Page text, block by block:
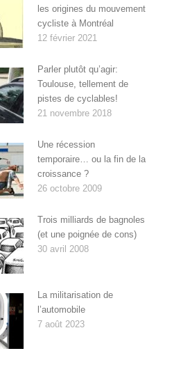
les origines du mouvement
cycliste à Montréal
12 février 2021
Parler plutôt qu’agir:
Toulouse, tellement de
pistes de cyclables!
21 novembre 2018
Une récession
temporaire… ou la fin de la
croissance ?
26 octobre 2009
Trois milliards de bagnoles
(et une poignée de cons)
30 avril 2008
La militarisation de
l’automobile
7 août 2023